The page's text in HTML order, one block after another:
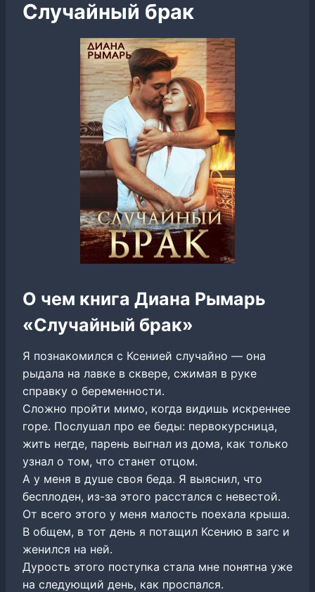
Случайный брак
О чем книга Диана Рымарь
«Случайный брак»
Я познакомился с Ксенией случайно — она
рыдала на лавке в сквере, сжимая в руке
справку о беременности.
Сложно пройти мимо, когда видишь искреннее
горе. Послушал про ее беды: первокурсница,
жить негде, парень выгнал из дома, как только
узнал о том, что станет отцом.
А у меня в душе своя беда. Я выяснил, что
бесплоден, из-за этого расстался с невестой.
От всего этого у меня малость поехала крыша.
В общем, в тот день я потащил Ксению в загс и
женился на ней.
Дурость этого поступка стала мне понятна уже
на следующий день, как проспался.